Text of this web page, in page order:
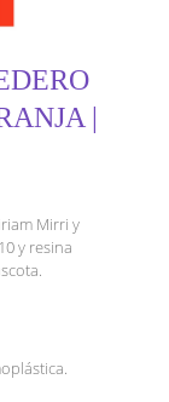
|
Mirri y
y resina